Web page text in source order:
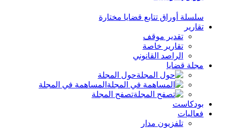
سلسلة أوراق تتابع قضايا مختارة
تقارير
تقدير موقف
تقارير خاصة
الراصد القانوني
مجلة قضايا
حول المجلة
المساهمة في المجلة
تصفح المجلة
بودكاست
فعاليات
تلفزيون مدار